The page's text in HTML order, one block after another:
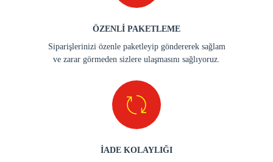
ÖZENLİ PAKETLEME
Siparişlerinizi özenle paketleyip göndererek sağlam
ve zarar görmeden sizlere ulaşmasını sağlıyoruz.
İADE KOLAYLIĞI